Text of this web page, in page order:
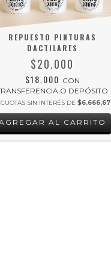
REPUESTO PINTURAS
DACTILARES
$20.000
$18.000 CON
O DEPÓSITO
CUOTAS SIN INTERÉS DE $6.666,67